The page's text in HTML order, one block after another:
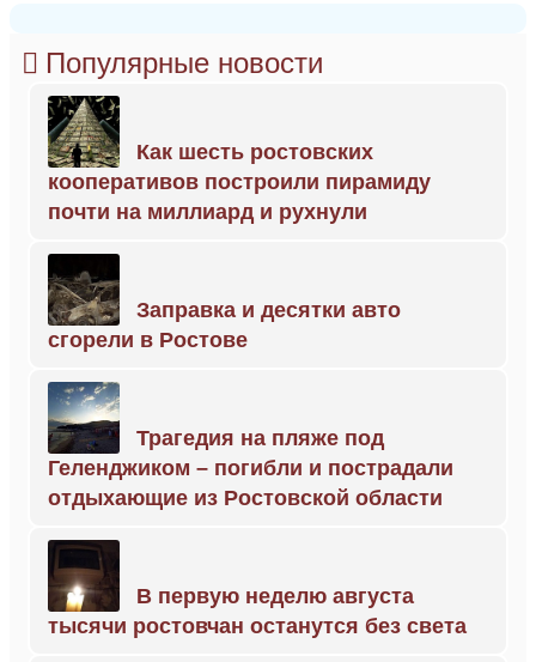
Популярные новости
Как шесть ростовских
кооперативов построили пирамиду
почти на миллиард и рухнули
Заправка и десятки авто
сгорели в Ростове
Трагедия на пляже под
Геленджиком – погибли и пострадали
отдыхающие из Ростовской области
В первую неделю августа
тысячи ростовчан останутся без света